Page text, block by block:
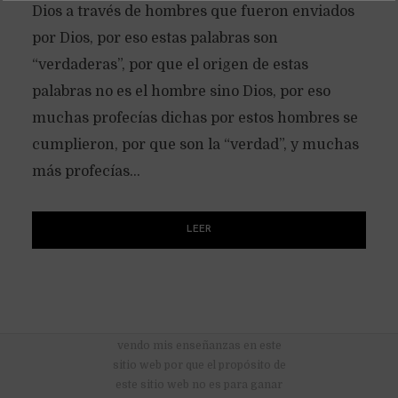
Dios a través de hombres que fueron enviados
por Dios, por eso estas palabras son
“verdaderas”, por que el origen de estas
palabras no es el hombre sino Dios, por eso
muchas profecías dichas por estos hombres se
cumplieron, por que son la “verdad”, y muchas
más profecías...
LEER
vendo mis enseñanzas en este
sitio web por que el propósito de
este sitio web no es para ganar